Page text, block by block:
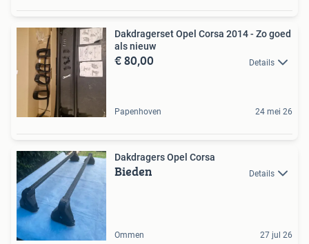
Dakdragerset Opel Corsa 2014 - Zo goed
als nieuw
€ 80,00 Details
Papenhoven 24 mei 26
Dakdragers Opel Corsa
Bieden Details
Ommen 27 jul 26